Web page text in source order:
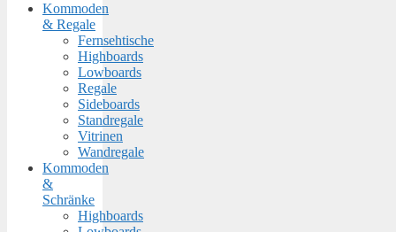
Kommoden
& Regale
Fernsehtische
Highboards
Lowboards
Regale
Sideboards
Standregale
Vitrinen
Wandregale
Kommoden
&
Schränke
Highboards